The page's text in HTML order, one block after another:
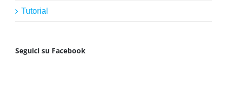
Tutorial
Seguici su Facebook